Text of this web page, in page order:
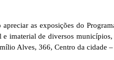
apreciar as exposições do
imaterial de diversos
Alves, 366, Centro da cidade